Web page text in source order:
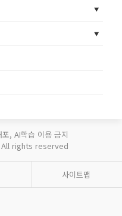
, AI학습 이용 금지
rights reserved
사이트맵